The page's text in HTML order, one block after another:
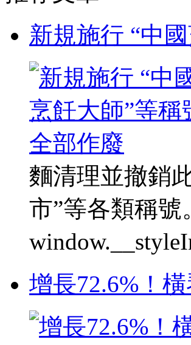
新規施行 “中
麵清理並撤銷
市”等各類稱號
增長72.6%！